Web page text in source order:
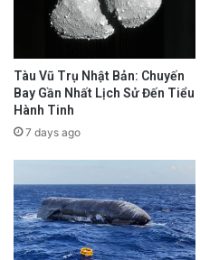
Tàu Vũ Trụ Nhật Bản: Chuyến
Bay Gần Nhất Lịch Sử Đến Tiểu
Hành Tinh
7 days ago